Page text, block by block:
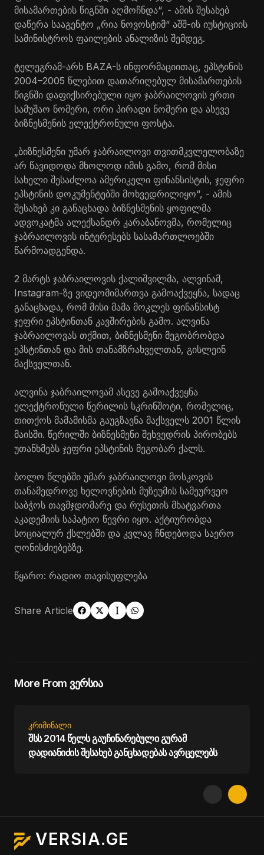
მისამართების წიგნში აღმოჩნდა“, - ამის შესახებ
დაწერა სააგენტო „რია ნოვოსტიმ“ აშშ-ის იუსტიციის
სამინისტროს ფაილების ანალიზის შემდეგ.
ტელეგრამ-არხ BAZA-ს ინფორმაციითაც, ეპსტინის
2004–2005 წლებით დათარიღებულ მისამართების
წიგნში დაფიქსირებული იყო ჯაბრაილოვის ერთი
სამუშაო ნომერი, ორი პირადი ნომერი და ასევე
ბიზნესმენის ელექტრონული ფოსტა.
„ბიზნესმენი უმარ ჯაბრაილოვი თვითმკვლელობაზე
არ წავიდოდა მხოლოდ იმის გამო, რომ მისი
სახელი შესაძლოა ამერიკელი ფინანსისტის, ჯეფრი
ეპსტინის დოკუმენტებში მოხვედრილიყო“, - ამის
შესახებ კი განაცხადა ბიზნესმენის ყოფილმა
ადვოკატმა ალექსანდრ კარაბანოვმა, რომელიც
ჯაბრაილოვის ინტერესებს სასამართლოებში
წარმოადგენდა.
2 მარტს ჯაბრაილოვის ქალიშვილმა, ალვინამ,
Instagram-ზე ვიდეომიმართვა გამოაქვეყნა, სადაც
განაცხადა, რომ მისი მამა მოკლეს ფინანსისტ
ჯეფრი ეპსტინთან კავშირების გამო. ალვინა
ჯაბრაილოვას თქმით, ბიზნესმენი მეგობრობდა
ეპსტინთან და მის თანამზრახველთან, გისლეინ
მაქსველთან.
ალვინა ჯაბრაილოვამ ასევე გამოაქვეყნა
ელექტრონული წერილის სკრინშოტი, რომელიც,
თითქოს მამამისმა გაუგზავნა მაქსველს 2001 წლის
მაისში. წერილში ბიზნესმენი შეხვედრის პირობებს
უთანხმებს ჯეფრი ეპსტინის მეგობარ ქალს.
ბოლო წლებში უმარ ჯაბრაილოვი მოსკოვის
თანამედროვე ხელოვნების მუზეუმის სამეურვეო
საბჭოს თავმჯდომარე და რუსეთის მხატვართა
აკადემიის საპატიო წევრი იყო. აქტიურობდა
სოციალურ ქსლებში და კვლავ ჩნდებოდა საერო
ღონისძიებებზე.
წყარო: რადიო თავისუფლება
Share Article
More From ვერსია
ᲙᲠᲘᲛᲘᲜᲐᲚᲘ
შსს 2014 წელს გაუჩინარებული გურამ
დადიანიძის შესახებ განცხადებას ავრცელებს
VERSIA.GE